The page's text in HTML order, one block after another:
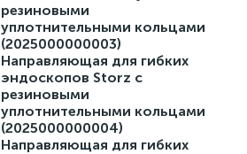
резиновыми
уплотнительными кольцами
(2025000000003)
Направляющая для гибких
эндоскопов Storz с
резиновыми
уплотнительными кольцами
(2025000000004)
Направляющая для гибких